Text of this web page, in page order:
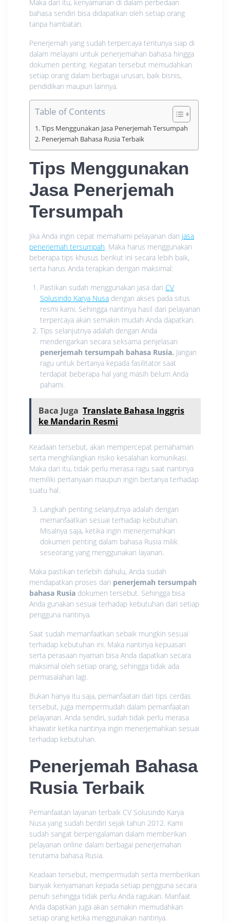
Maka dari itu, kenyamanan di dalam perbedaan
bahasa sendiri bisa didapatkan oleh setiap orang
tanpa hambatan.
Penerjemah yang sudah terpercaya tentunya siap di
dalam melayani untuk penerjemahan bahasa hingga
dokumen penting. Kegiatan tersebut memudahkan
setiap orang dalam berbagai urusan, baik bisnis,
pendidikan maupun lainnya.
Table of Contents
Tips Menggunakan Jasa Penerjemah Tersumpah
Penerjemah Bahasa Rusia Terbaik
Tips Menggunakan
Jasa Penerjemah
Tersumpah
Jika Anda ingin cepat memahami pelayanan dari jasa
penerjemah tersumpah. Maka harus menggunakan
beberapa tips khusus berikut ini secara lebih baik,
serta harus Anda terapkan dengan maksimal:
Pastikan sudah menggunakan jasa dari CV
Solusindo Karya Nusa dengan akses pada situs
resmi kami. Sehingga nantinya hasil dari pelayanan
terpercaya akan semakin mudah Anda dapatkan.
Tips selanjutnya adalah dengan Anda
mendengarkan secara seksama penjelasan
penerjemah tersumpah bahasa Rusia. Jangan
ragu untuk bertanya kepada fasilitator saat
terdapat beberapa hal yang masih belum Anda
pahami.
Baca Juga Translate Bahasa Inggris
ke Mandarin Resmi
Keadaan tersebut, akan mempercepat pemahaman
serta menghilangkan risiko kesalahan komunikasi.
Maka dari itu, tidak perlu merasa ragu saat nantinya
memiliki pertanyaan maupun ingin bertanya terhadap
suatu hal.
Langkah penting selanjutnya adalah dengan
memanfaatkan sesuai terhadap kebutuhan.
Misalnya saja, ketika ingin menerjemahkan
dokumen penting dalam bahasa Rusia milik
seseorang yang menggunakan layanan.
Maka pastikan terlebih dahulu, Anda sudah
mendapatkan proses dari penerjemah tersumpah
bahasa Rusia dokumen tersebut. Sehingga bisa
Anda gunakan sesuai terhadap kebutuhan dari setiap
pengguna nantinya.
Saat sudah memanfaatkan sebaik mungkin sesuai
terhadap kebutuhan ini. Maka nantinya kepuasan
serta perasaan nyaman bisa Anda dapatkan secara
maksimal oleh setiap orang, sehingga tidak ada
permasalahan lagi.
Bukan hanya itu saja, pemanfaatan dari tips cerdas
tersebut, juga mempermudah dalam pemanfaatan
pelayanan. Anda sendiri, sudah tidak perlu merasa
khawatir ketika nantinya ingin menerjemahkan sesuai
terhadap kebutuhan.
Penerjemah Bahasa
Rusia Terbaik
Pemanfaatan layanan terbaik CV Solusindo Karya
Nusa yang sudah berdiri sejak tahun 2012. Kami
sudah sangat berpengalaman dalam memberikan
pelayanan online dalam berbagai penerjemahan
terutama bahasa Rusia.
Keadaan tersebut, mempermudah serta memberikan
banyak kenyamanan kepada setiap pengguna secara
penuh sehingga tidak perlu Anda ragukan. Manfaat
Anda dapatkan juga akan semakin memudahkan
setiap orang ketika menggunakan nantinya.